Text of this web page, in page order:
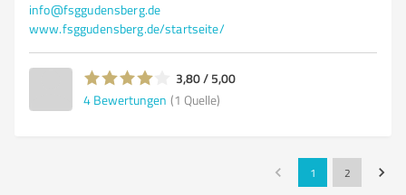
info@fsggudensberg.de
www.fsggudensberg.de/startseite/
3,80 / 5,00
4 Bewertungen (1 Quelle)
1 2